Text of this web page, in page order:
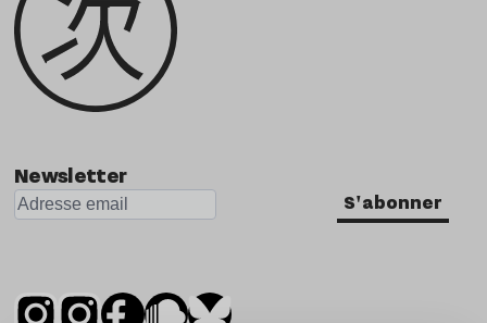
Newsletter
S'abonner